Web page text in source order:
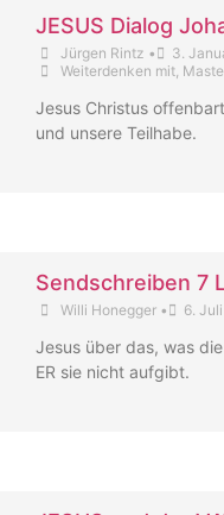
JESUS Dialog
Jürgen Rintz • 3.
Weiterdenken mit,
Jesus Christus
und unsere Teilhabe.
Sendschreiben 7
Willi Honegger • 6.
Jesus über das, was
ER sie nicht aufgibt.